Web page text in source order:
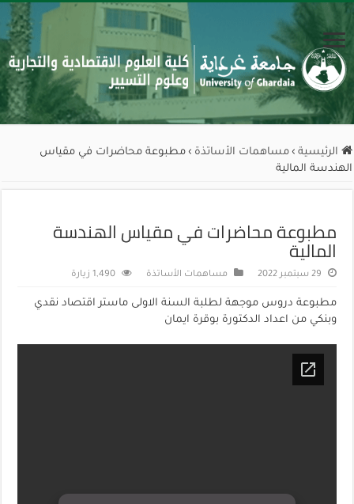
الرئيسية › مساهمات الأساتذة › مطبوعة محاضرات في مقياس
الهندسة المالية
مطبوعة محاضرات في مقياس الهندسة
المالية
29 سبتمبر 2022 مساهمات الأساتذة 1,490 زيارة
مطبوعة دروس موجهة لطلبة السنة الاولى ماستر اقتصاد نقدي
وبنكي من اعداد الدكتورة بوقرة ايمان